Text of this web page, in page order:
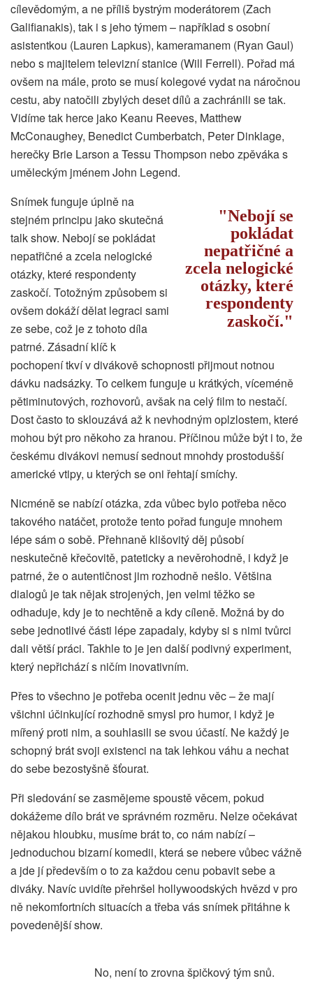
cílevědomým, a ne příliš bystrým moderátorem (Zach
Galifianakis), tak i s jeho týmem – například s osobní
asistentkou (Lauren Lapkus), kameramanem (Ryan Gaul)
nebo s majitelem televizní stanice (Will Ferrell). Pořad má
ovšem na mále, proto se musí kolegové vydat na náročnou
cestu, aby natočili zbylých deset dílů a zachránili se tak.
Vidíme tak herce jako Keanu Reeves, Matthew
McConaughey, Benedict Cumberbatch, Peter Dinklage,
herečky Brie Larson a Tessu Thompson nebo zpěváka s
uměleckým jménem John Legend.
Nebojí se
pokládat
nepatřičné a
zcela nelogické
otázky, které
respondenty
zaskočí.
Snímek funguje úplně na
stejném principu jako skutečná
talk show. Nebojí se pokládat
nepatřičné a zcela nelogické
otázky, které respondenty
zaskočí. Totožným způsobem si
ovšem dokáží dělat legraci sami
ze sebe, což je z tohoto díla
patrné. Zásadní klíč k
pochopení tkví v divákově schopnosti přijmout notnou
dávku nadsázky. To celkem funguje u krátkých, víceméně
pětiminutových, rozhovorů, avšak na celý film to nestačí.
Dost často to sklouzává až k nevhodným oplzlostem, které
mohou být pro někoho za hranou. Příčinou může být i to, že
českému divákovi nemusí sednout mnohdy prostodušší
americké vtipy, u kterých se oni řehtají smíchy.
Nicméně se nabízí otázka, zda vůbec bylo potřeba něco
takového natáčet, protože tento pořad funguje mnohem
lépe sám o sobě. Přehnaně klišovitý děj působí
neskutečně křečovitě, pateticky a nevěrohodně, i když je
patrné, že o autentičnost jim rozhodně nešlo. Většina
dialogů je tak nějak strojených, jen velmi těžko se
odhaduje, kdy je to nechtěně a kdy cíleně. Možná by do
sebe jednotlivé části lépe zapadaly, kdyby si s nimi tvůrci
dali větší práci. Takhle to je jen další podivný experiment,
který nepřichází s ničím inovativním.
Přes to všechno je potřeba ocenit jednu věc – že mají
všichni účinkující rozhodně smysl pro humor, i když je
mířený proti nim, a souhlasili se svou účastí. Ne každý je
schopný brát svoji existenci na tak lehkou váhu a nechat
do sebe bezostyšně šťourat.
Při sledování se zasmějeme spoustě věcem, pokud
dokážeme dílo brát ve správném rozměru. Nelze očekávat
nějakou hloubku, musíme brát to, co nám nabízí –
jednoduchou bizarní komedii, která se nebere vůbec vážně
a jde jí především o to za každou cenu pobavit sebe a
diváky. Navíc uvidíte přehršel hollywoodských hvězd v pro
ně nekomfortních situacích a třeba vás snímek přitáhne k
povedenější show.
No, není to zrovna špičkový tým snů.